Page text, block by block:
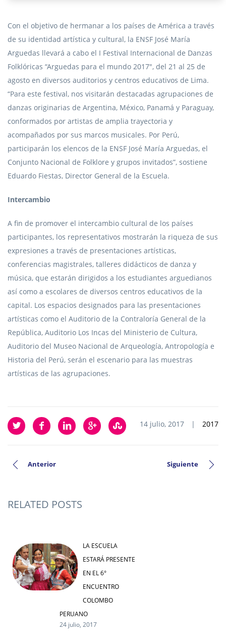
Con el objetivo de hermanar a los países de América a través
de su identidad artística y cultural, la ENSF José María
Arguedas llevará a cabo el I Festival Internacional de Danzas
Folklóricas “Arguedas para el mundo 2017″, del 21 al 25 de
agosto en diversos auditorios y centros educativos de Lima.
“Para este festival, nos visitarán destacadas agrupaciones de
danzas originarias de Argentina, México, Panamá y Paraguay,
conformados por artistas de amplia trayectoria y
acompañados por sus marcos musicales. Por Perú,
participarán los elencos de la ENSF José María Arguedas, el
Conjunto Nacional de Folklore y grupos invitados”, sostiene
Eduardo Fiestas, Director General de la Escuela.
Intercambio
A fin de promover el intercambio cultural de los países
participantes, los representativos mostrarán la riqueza de sus
expresiones a través de presentaciones artísticas,
conferencias magistrales, talleres didácticos de danza y
música, que estarán dirigidos a los estudiantes arguedianos
así como a escolares de diversos centros educativos de la
capital. Los espacios designados para las presentaciones
artísticas como el Auditorio de la Contraloría General de la
República, Auditorio Los Incas del Ministerio de Cultura,
Auditorio del Museo Nacional de Arqueología, Antropología e
Historia del Perú, serán el escenario para las muestras
artísticas de las agrupaciones.
14 julio, 2017 | 2017
Anterior Siguiente
RELATED POSTS
LA ESCUELA
ESTARÁ PRESENTE
EN EL 6°
ENCUENTRO
COLOMBO
PERUANO
24 julio, 2017